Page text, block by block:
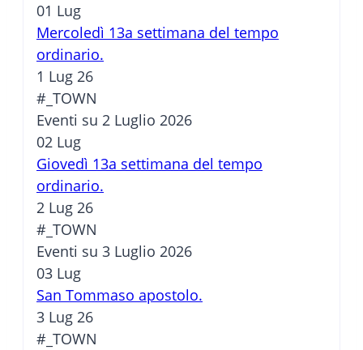
01 Lug
Mercoledì 13a settimana del tempo
ordinario.
1 Lug 26
#_TOWN
Eventi su 2 Luglio 2026
02 Lug
Giovedì 13a settimana del tempo
ordinario.
2 Lug 26
#_TOWN
Eventi su 3 Luglio 2026
03 Lug
San Tommaso apostolo.
3 Lug 26
#_TOWN